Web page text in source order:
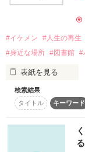
ニーナ.com  様
感想、レビューお
放心状態で涙目の
そして、すべてを
恋も仕事も一生懸
朱美の恋の結末は･
そう・・・
こんなにもすぐ近
#イケメン #人生の再生
#身近な場所 #図書館 #
表紙を見る
仕事に押しつぶさ
元デザイン制作会
現在引っ越し会社
検索結果
タイトル
キーワード